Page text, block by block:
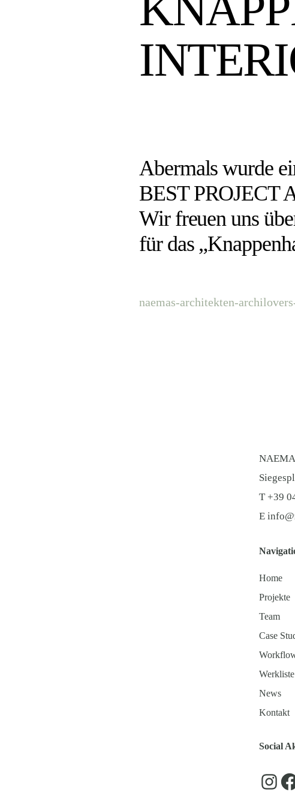
Abermals wurde
BEST PROJECT
Wir freuen uns
für das
naemas-architekten-
​T +39
E
Home
Projekte
Team
Case
Werkliste
News
Kontakt
Social